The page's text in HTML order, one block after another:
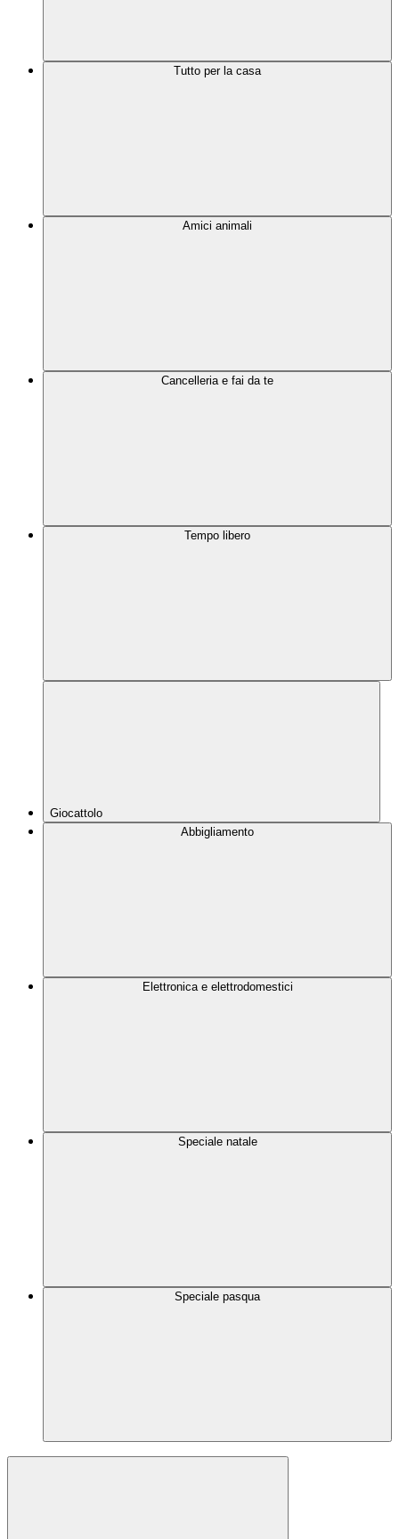
Tutto per la casa
Amici animali
Cancelleria e fai da te
Tempo libero
Giocattolo
Abbigliamento
Elettronica e elettrodomestici
Speciale natale
Speciale pasqua